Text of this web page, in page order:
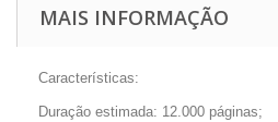
MAIS INFORMAÇÃO
Características:
Duração estimada: 12.000 páginas;